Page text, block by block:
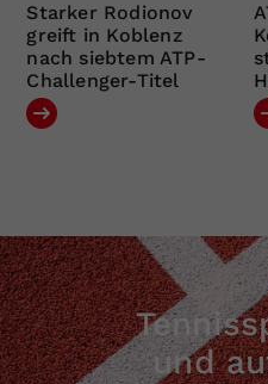
Starker Rodionov
greift in Koblenz
nach siebtem ATP-
Challenger-Titel
und